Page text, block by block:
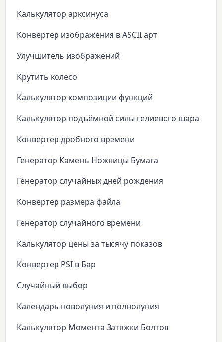
Калькулятор арксинуса
Конвертер изображения в ASCII арт
Улучшитель изображений
Крутить колесо
Калькулятор композиции функций
Калькулятор подъёмной силы гелиевого шара
Конвертер дробного времени
Генератор Камень Ножницы Бумага
Генератор случайных дней рождения
Конвертер размера файла
Генератор случайного времени
Калькулятор цены за тысячу показов
Конвертер PSI в Бар
Случайный выбор
Календарь новолуния и полнолуния
Калькулятор Момента Затяжки Болтов